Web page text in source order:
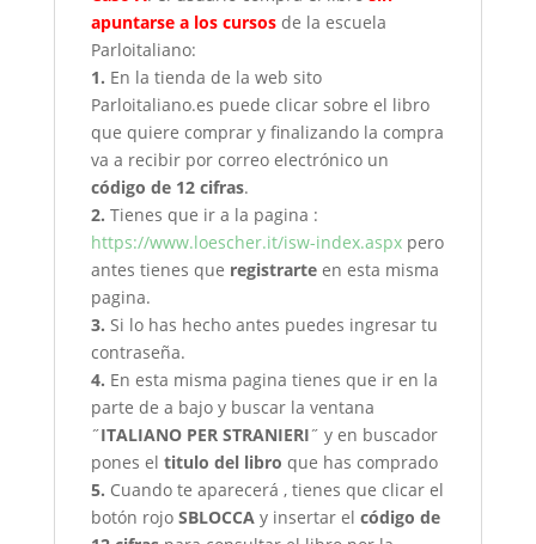
apuntarse a los cursosde la escuela
Parloitaliano:
1. En la tienda de la web sito
Parloitaliano.es puede clicar sobre el libro
que quiere comprar y finalizando la compra
va a recibir por correo electrónico un
código de 12 cifras.
2. Tienes que ir a la pagina :
https://www.loescher.it/isw-index.aspxpero
antes tienes que registrarteen esta misma
pagina.
3. Si lo has hecho antes puedes ingresar tu
contraseña.
4. En esta misma pagina tienes que ir en la
parte de a bajo y buscar la ventana
˝ITALIANO PER STRANIERI˝ y en buscador
pones el titulo del libro que has comprado
5. Cuando te aparecerá , tienes que clicar el
botón rojo SBLOCCA y insertar el código de